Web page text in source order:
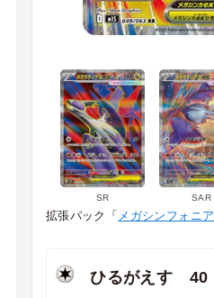
SR SAR
拡張パック「 メガシンフォニア
ひるがえす 40